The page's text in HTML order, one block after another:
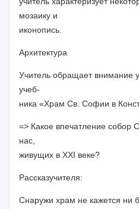
мозаику и
иконопись.
Архитектура
Учитель обращает внимание
учеб-
ника «Храм Св. Софии в
=> Какое впечатление собор
нас,
живущих в XXI веке?
Рассказучителя:
Снаружи храм не кажется